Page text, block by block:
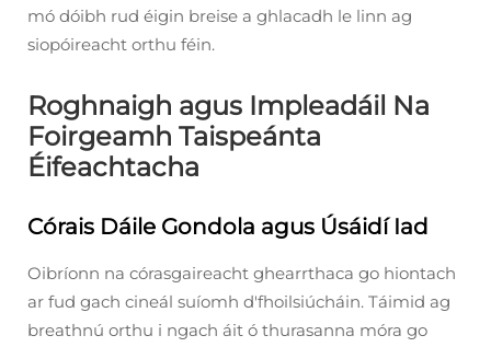
mó dóibh rud éigin breise a ghlacadh le linn ag
siopóireacht orthu féin.
Roghnaigh agus Impleadáil Na
Foirgeamh Taispeánta
Éifeachtacha
Córais Dáile Gondola agus Úsáidí Iad
Oibríonn na córasgaireacht ghearrthaca go hiontach
ar fud gach cineál suíomh d'fhoilsiúcháin. Táimid ag
breathnú orthu i ngach áit ó thurasanna móra go